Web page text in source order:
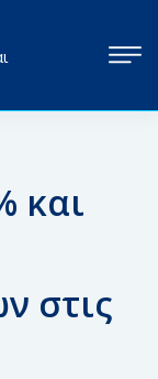
και
στις